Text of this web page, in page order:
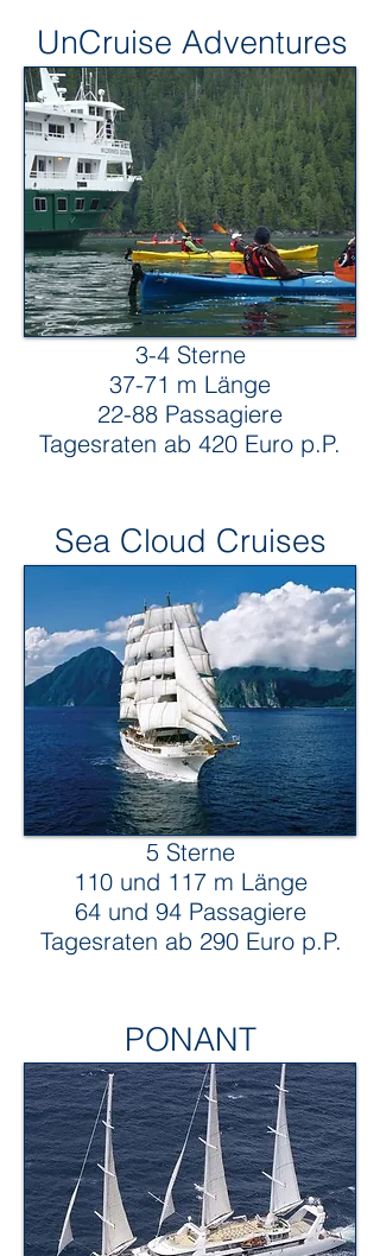
UnCruise Adventures
3-4 Sterne
37-71 m Länge
22-88 Passagiere
Tagesraten ab 420 Euro p.P.
Sea Cloud Cruises
5 Sterne
110 und 117 m Länge
64 und 94 Passagiere
Tagesraten ab 290 Euro p.P.
PONANT
ponant segelkreuzfahrten